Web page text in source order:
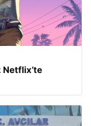
Netflix’te